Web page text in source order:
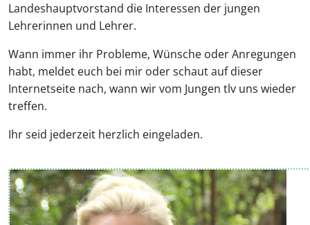
Landeshauptvorstand die Interessen der jungen
Lehrerinnen und Lehrer.
Wann immer ihr Probleme, Wünsche oder Anregungen
habt, meldet euch bei mir oder schaut auf dieser
Internetseite nach, wann wir vom Jungen tlv uns wieder
treffen.
Ihr seid jederzeit herzlich eingeladen.